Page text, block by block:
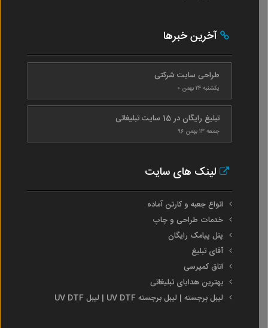
آخرین خبرها
طراحی سایت شرکتی
یکشنبه ۲۴ بهمن ۰
تبلیغ رایگان در 15 سایت تبلیغاتی
جمعه ۱۳ بهمن ۹۶
لینک های سایت
انواع جعبه و کارتن آماده
خدمات طراحی و چاپ
پنل پیامک رایگان
آقای تبلیغ
اتاق کمپرسی
بهترین هدایای تبلیغاتی
لیبل برجسته | لیبل برجسته UV DTF | لیبل UV DTF